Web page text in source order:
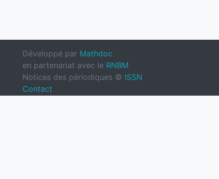
Développé par Mathdoc
en partenariat avec le RNBM
Notices des périodiques © ISSN
Contact